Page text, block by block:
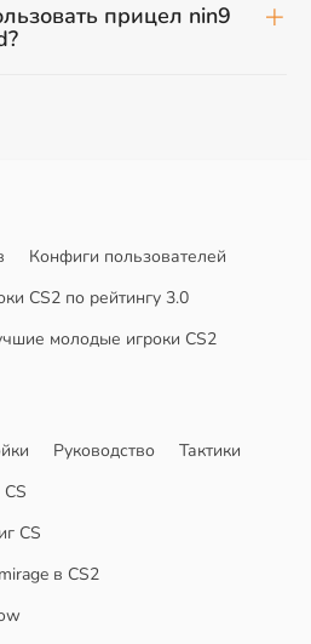
прицел nin9
Конфиги пользователей
CS2 по рейтингу 3.0
молодые игроки CS2
Руководство
Тактики
CS
в CS2